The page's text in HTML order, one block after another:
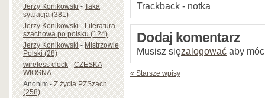
Jerzy Konikowski-Taka
sytuacja (381)
Jerzy Konikowski-Literatura
szachowa po polsku (124)
Jerzy Konikowski-Mistrzowie
Polski (28)
wireless clock-CZESKA
WIOSNA
Anonim-Z życia PZSzach
(258)
Trackback - notka
Dodaj komentarz
Musisz sięzalogować aby
« Starsze wpisy